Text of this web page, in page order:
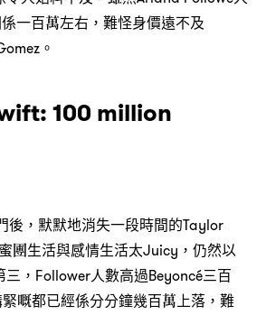
一百萬左右，難怪身價遠不及
。
100 million
後，默默地消失一段時間的Taylor
團生活與感情生活太Juicy，仍然以
，Follower人數高過Beyoncé三百
嘅都已經係分分鐘幾百萬上落，難